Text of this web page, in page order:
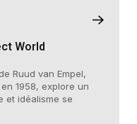
World
Ruud van Empel,
1958, explore un
et idéalisme se